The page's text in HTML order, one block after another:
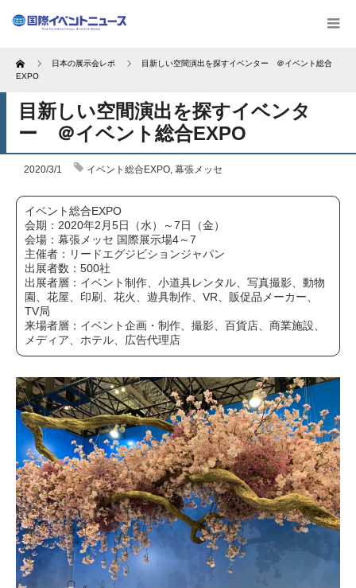
Home 日本の展示会レポ
目新しい空間演出を探すイベンター ＠イベント総合
EXPO
目新しい空間演出を探すイベンタ
ー ＠イベント総合EXPO
2020/3/1 イベント総合EXPO, 幕張メッセ
イベント総合EXPO
会期：2020年2月5日（水）～7日（金）
会場：幕張メッセ 国際展示場4～7
主催者：リードエグジビションジャパン
出展者数：500社
出展者層：イベント制作、小道具レンタル、写真撮影、動物
園、花屋、印刷、花火、遊具制作、VR、販促品メーカー、
TV局
来場者層：イベント企画・制作、撮影、百貨店、商業施設、
メディア、ホテル、広告代理店